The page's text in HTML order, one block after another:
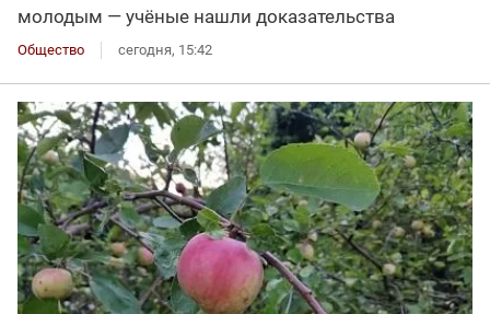
молодым — учёные нашли доказательства
Общество сегодня, 15:42